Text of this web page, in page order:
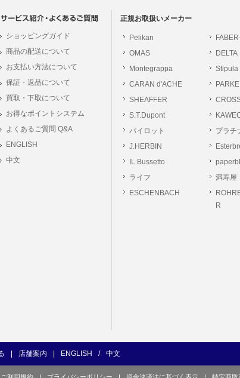
対応いたします。尚、シュッピン会員のお客様は、当社が保有する個
には手数料として800円(税別)をご本人様にご負担いただいております。
するお問合せは、以下の窓口で承ります。お問合せの内容により必要な
シュッピン株式会
Mail：
メールマガジンの購読に際し、ユーザー本人の責任においてメールマガ
たメールアドレスに、本サイトのお知らせをメールにてお送りさせていた
受け取りを希望されない場合は、下記リンクから設定の変更を行ってく
は こちら
する必要があります。
お客様はこちら
及び本サービスの利用に当たり、以下の行為を行なってはならないものと
者もしくは弊社の著作権又はその他の権利を侵害する行為、及び侵害す
者もしくは弊社の財産またはプライバシーを侵害する行為、及び侵害す
ザー、第三者もしくは弊社に不利益又は損害を与える行為、および与え
正規お取扱いメーカー
Pelikan
OMAS
DELTA
Montegrappa
Stipula
CARAN d'ACHE
SHEAFFER
S.T.Dupont
パイロット
プラチ
J.HERBIN
IL Bussetto
ライフ
満寿屋
ESCHENBACH
R
ショッピングガイド
商品の配送について
お支払い方法について
保証・返品について
買取・下取について
お得なポイントシステム
よくあるご質問 Q&A
ENGLISH
中文
店舗案内 ENGLISH / 中文